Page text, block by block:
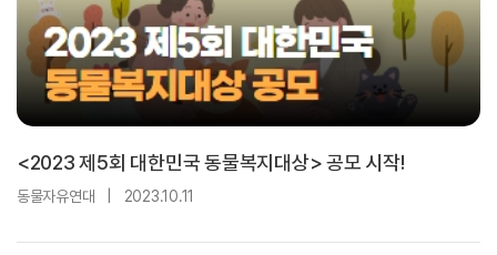
<2023 제5회 대한민국 동물복지대상> 공모 시작!
동물자유연대 2023.10.11